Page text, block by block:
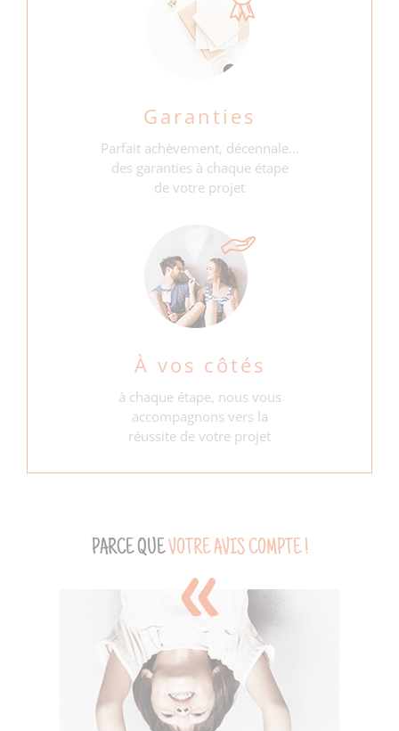
Garanties
Parfait achèvement, décennale...
des garanties à chaque étape
de votre projet
À vos côtés
à chaque étape, nous vous
accompagnons vers la
réussite de votre projet
PARCE QUEVOTRE AVIS COMPTE !